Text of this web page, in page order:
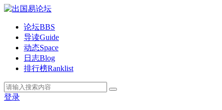
论坛BBS
导读Guide
动态Space
日志Blog
排行榜Ranklist
登录